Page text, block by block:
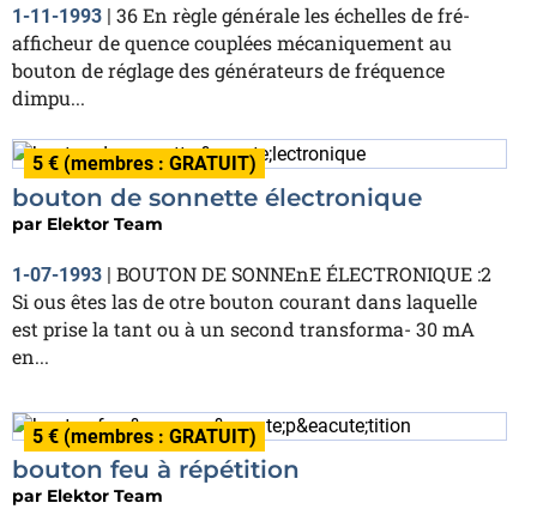
1-11-1993 | 36 En règle générale les échelles de fré-
afficheur de quence couplées mécaniquement au
bouton de réglage des générateurs de fréquence
dimpu...
5 € (membres : GRATUIT)
bouton de sonnette électronique
par Elektor Team
1-07-1993 | BOUTON DE SONNEnE ÉLECTRONIQUE :2
Si ous êtes las de otre bouton courant dans laquelle
est prise la tant ou à un second transforma- 30 mA
en...
5 € (membres : GRATUIT)
bouton feu à répétition
par Elektor Team